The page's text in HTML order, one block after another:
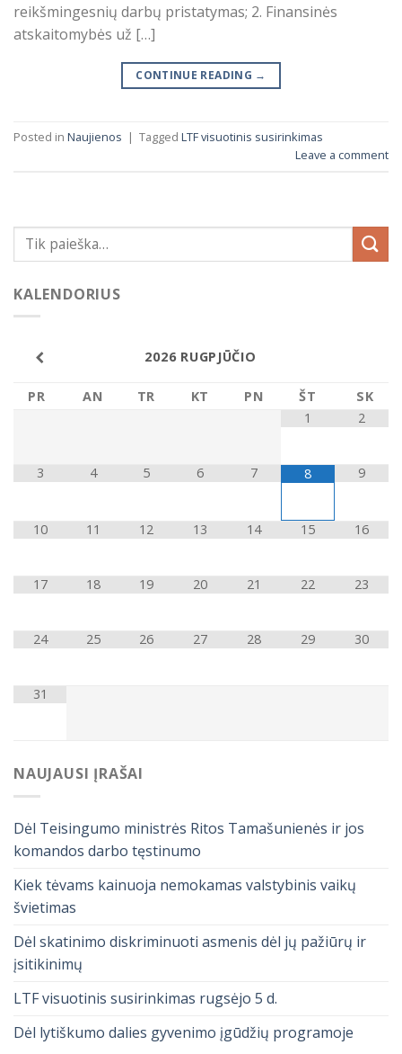
reikšmingesnių darbų pristatymas; 2. Finansinės
atskaitomybės už […]
CONTINUE READING →
Posted in Naujienos | Tagged LTF visuotinis susirinkimas
Leave a comment
KALENDORIUS
2026 RUGPJŪČIO
PR AN TR KT PN ŠT
SK
1
2
3 4 5 6 7 8 9
10 11 12 13 14 15 16
17 18 19 20 21 22 23
24 25 26 27 28 29 30
31
NAUJAUSI ĮRAŠAI
Dėl Teisingumo ministrės Ritos Tamašunienės ir jos
komandos darbo tęstinumo
Kiek tėvams kainuoja nemokamas valstybinis vaikų
švietimas
Dėl skatinimo diskriminuoti asmenis dėl jų pažiūrų ir
įsitikinimų
LTF visuotinis susirinkimas rugsėjo 5 d.
Dėl lytiškumo dalies gyvenimo įgūdžių programoje